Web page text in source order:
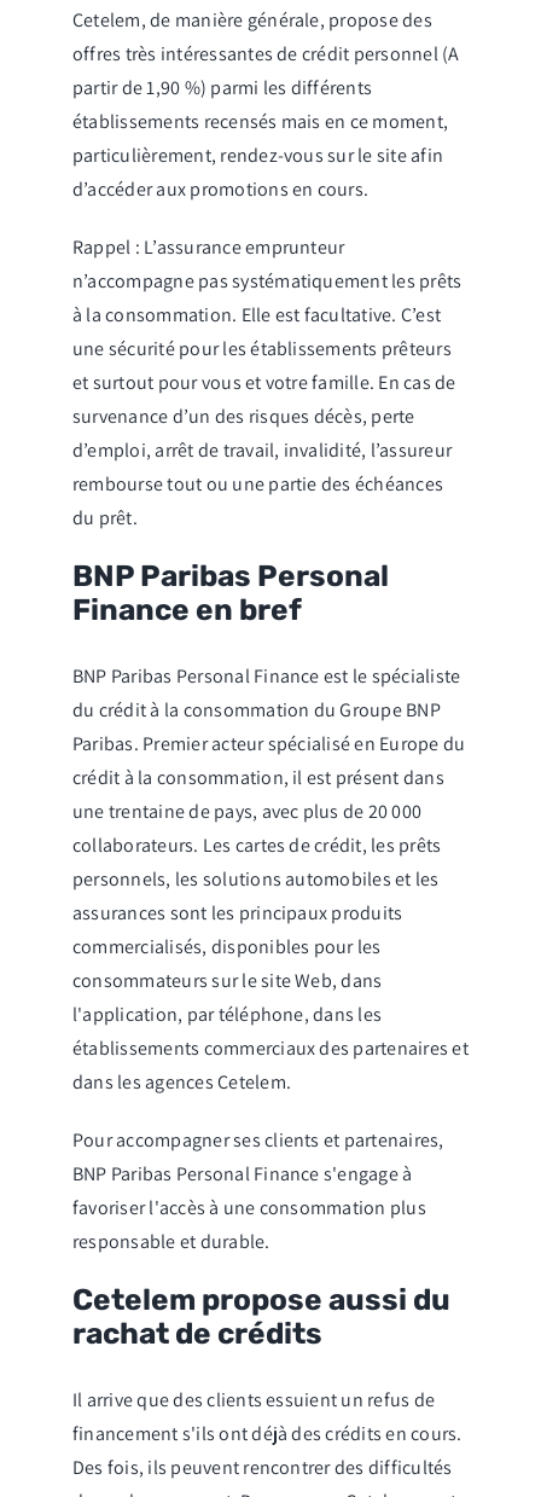
Cetelem, de manière générale, propose des
offres très intéressantes de crédit personnel (A
partir de 1,90 %) parmi les différents
établissements recensés mais en ce moment,
particulièrement, rendez-vous sur le site afin
d’accéder aux promotions en cours.
Rappel : L’assurance emprunteur
n’accompagne pas systématiquement les prêts
à la consommation. Elle est facultative. C’est
une sécurité pour les établissements prêteurs
et surtout pour vous et votre famille. En cas de
survenance d’un des risques décès, perte
d’emploi, arrêt de travail, invalidité, l’assureur
rembourse tout ou une partie des échéances
du prêt.
BNP Paribas Personal
Finance en bref
BNP Paribas Personal Finance est le spécialiste
du crédit à la consommation du Groupe BNP
Paribas. Premier acteur spécialisé en Europe du
crédit à la consommation, il est présent dans
une trentaine de pays, avec plus de 20 000
collaborateurs. Les cartes de crédit, les prêts
personnels, les solutions automobiles et les
assurances sont les principaux produits
commercialisés, disponibles pour les
consommateurs sur le site Web, dans
l'application, par téléphone, dans les
établissements commerciaux des partenaires et
dans les agences Cetelem.
Pour accompagner ses clients et partenaires,
BNP Paribas Personal Finance s'engage à
favoriser l'accès à une consommation plus
responsable et durable.
Cetelem propose aussi du
rachat de crédits
Il arrive que des clients essuient un refus de
financement s'ils ont déjà des crédits en cours.
Des fois, ils peuvent rencontrer des difficultés